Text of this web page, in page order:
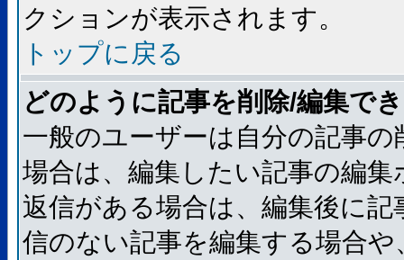
クションが表示されます。
トップに戻る
どのように記事を削除/編集で
一般のユーザーは自分の記事
場合は、編集したい記事の編
返信がある場合は、編集後に
信のない記事を編集する場合